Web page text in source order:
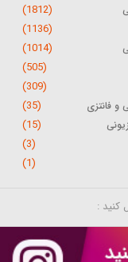
(1812)
(1136)
(1014)
(505)
(309)
و فانتزی (35)
(15)
(3)
(1)
کنید :